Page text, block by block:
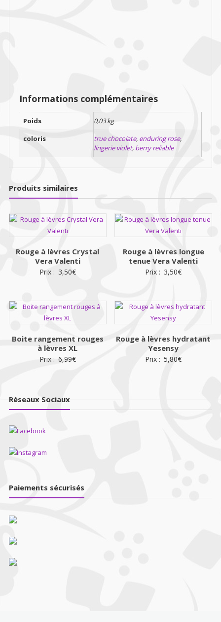
Informations complémentaires
Poids
0,03 kg
coloris
true chocolate, enduring rose,
lingerie violet, berry reliable
Produits similaires
Rouge à lèvres Crystal
Vera Valenti
Prix : 3,50€
Rouge à lèvres longue
tenue Vera Valenti
Prix : 3,50€
Boite rangement rouges
à lèvres XL
Prix : 6,99€
Rouge à lèvres hydratant
Yesensy
Prix : 5,80€
Réseaux Sociaux
Paiements sécurisés